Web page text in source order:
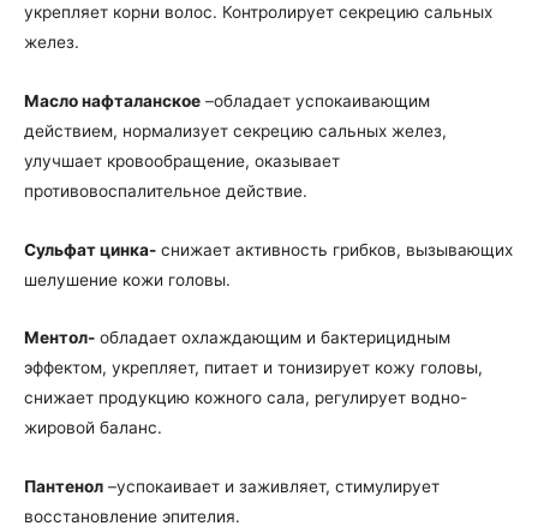
укрепляет корни волос. Контролирует секрецию сальных
желез.
Маслонафталанское –обладает успокаивающим
действием, нормализует секрецию сальных желез,
улучшает кровообращение, оказывает
противовоспалительное действие.
Сульфат цинка- снижает активность грибков, вызывающих
шелушение кожи головы.
Ментол- обладает охлаждающим и бактерицидным
эффектом, укрепляет, питает и тонизирует кожу головы,
снижает продукцию кожного сала, регулирует водно-
жировой баланс.
Пантенол –успокаивает и заживляет, стимулирует
восстановление эпителия.